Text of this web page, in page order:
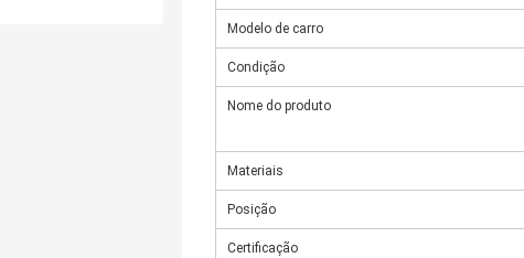
Modelo de carro
Condição
Nome do produto
Materiais
Posição
Certificação